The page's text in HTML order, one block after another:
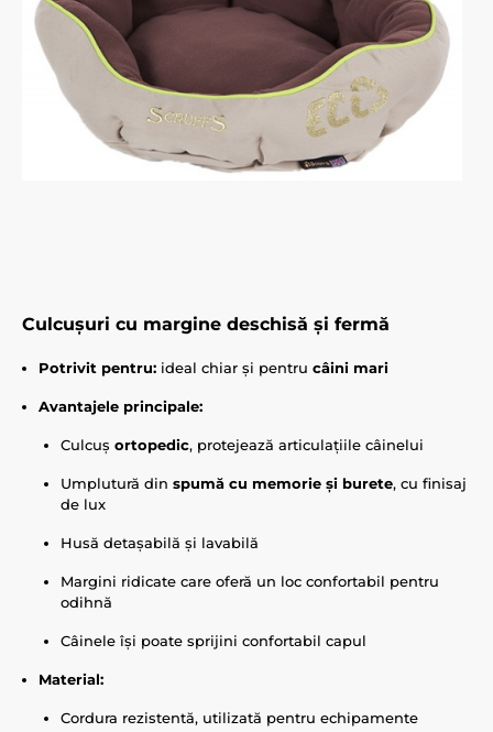
Culcușuri cu margine deschisă și fermă
Potrivit pentru: ideal chiar și pentru câini mari
Avantajele principale:
Culcuș ortopedic, protejează articulațiile câinelui
Umplutură din spumă cu memorie și burete, cu finisaj
de lux
Husă detașabilă și lavabilă
Margini ridicate care oferă un loc confortabil pentru
odihnă
Câinele își poate sprijini confortabil capul
Material:
Cordura rezistentă, utilizată pentru echipamente